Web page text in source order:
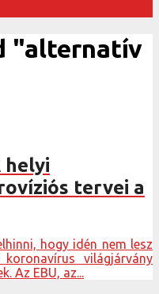
"alternatív
helyi
tervei a
hogy idén nem lesz
világjárvány
Az EBU, az...